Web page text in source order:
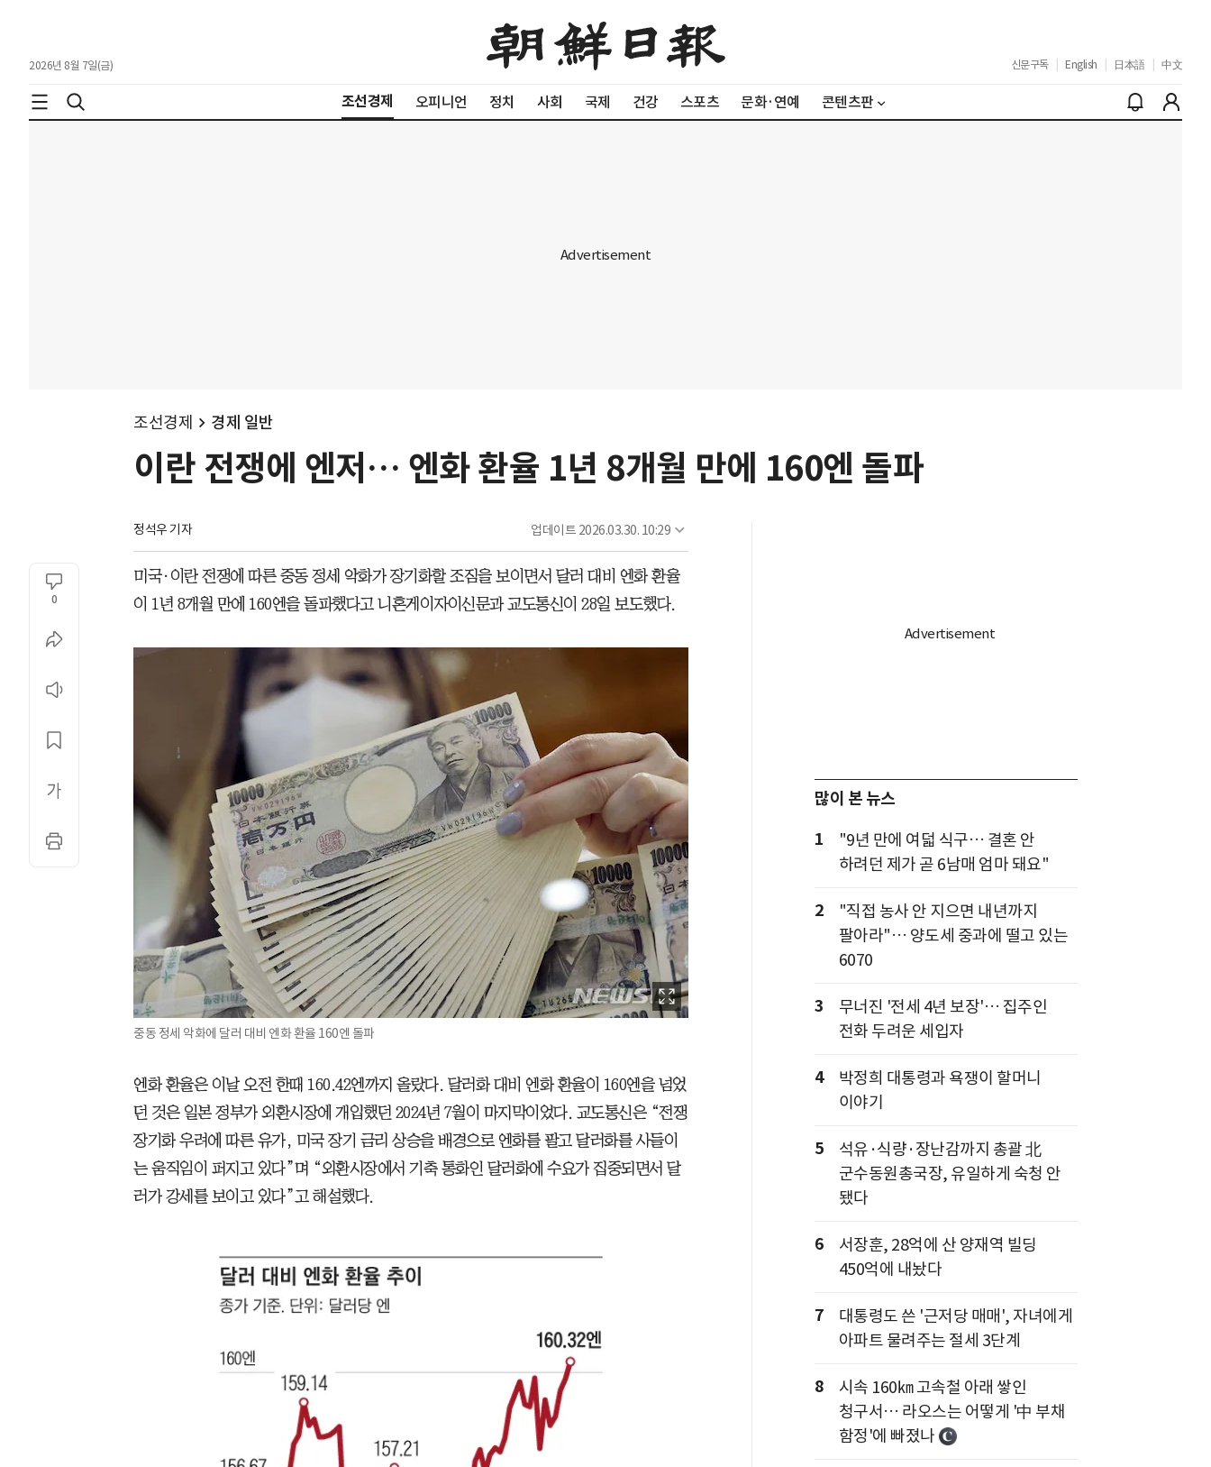
2026년 8월 7일(금) 신문구독 English 日本語 中文
조선경제 오피니언 정치 사회 국제 건강 스포츠 문화·연예 콘텐츠판
조선경제 경제 일반
이란 전쟁에 엔저… 엔화 환율 1년 8개월 만에 160엔 돌파
정석우 기자 업데이트 2026.03.30. 10:29
0
미국·이란 전쟁에 따른 중동 정세 악화가 장기화할 조짐을 보이면서 달러 대비 엔화 환율
이 1년 8개월 만에 160엔을 돌파했다고 니혼게이자이신문과 교도통신이 28일 보도했다.
중동 정세 악화에 달러 대비 엔화 환율 160엔 돌파
엔화 환율은 이날 오전 한때 160.42엔까지 올랐다. 달러화 대비 엔화 환율이 160엔을 넘었
던 것은 일본 정부가 외환시장에 개입했던 2024년 7월이 마지막이었다. 교도통신은 “전쟁
장기화 우려에 따른 유가, 미국 장기 금리 상승을 배경으로 엔화를 팔고 달러화를 사들이
는 움직임이 퍼지고 있다”며 “외환시장에서 기축 통화인 달러화에 수요가 집중되면서 달
러가 강세를 보이고 있다”고 해설했다.
많이 본 뉴스
1
"9년 만에 여덟 식구… 결혼 안
하려던 제가 곧 6남매 엄마 돼요"
2
"직접 농사 안 지으면 내년까지
팔아라"… 양도세 중과에 떨고 있는
6070
3
무너진 '전세 4년 보장'… 집주인
전화 두려운 세입자
4
박정희 대통령과 욕쟁이 할머니
이야기
5
석유·식량·장난감까지 총괄 北
군수동원총국장, 유일하게 숙청 안
됐다
6
서장훈, 28억에 산 양재역 빌딩
450억에 내놨다
7
대통령도 쓴 '근저당 매매', 자녀에게
아파트 물려주는 절세 3단계
8
시속 160㎞ 고속철 아래 쌓인
청구서… 라오스는 어떻게 '中 부채
함정'에 빠졌나